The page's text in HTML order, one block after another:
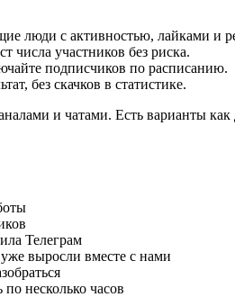
люди с активностью, лайками и
числа участников без риска.
подписчиков по расписанию.
без скачков в статистике.
и чатами. Есть варианты
Телеграм
выросли вместе с нами
несколько часов